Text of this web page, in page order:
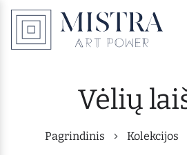
Vėlių
Pagrindinis Kolekcijos